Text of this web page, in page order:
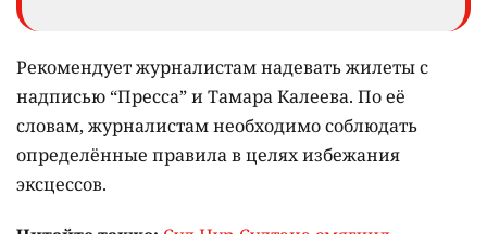
Рекомендует журналистам надевать жилеты с
надписью “Пресса” и Тамара Калеева. По её
словам, журналистам необходимо соблюдать
определённые правила в целях избежания
эксцессов.